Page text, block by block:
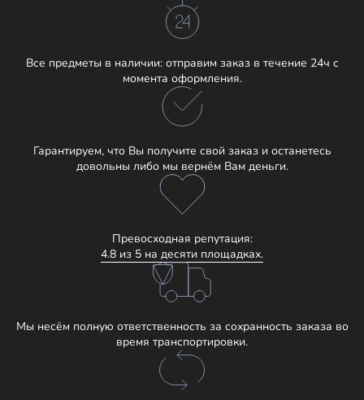
Все предметы в наличии: отправим заказ в течение 24ч с
момента оформления.
Гарантируем, что Вы получите свой заказ и останетесь
довольны либо мы вернём Вам деньги.
Превосходная репутация:
4.8 из 5 на десяти площадках.
Мы несём полную ответственность за сохранность заказа во
время транспортировки.